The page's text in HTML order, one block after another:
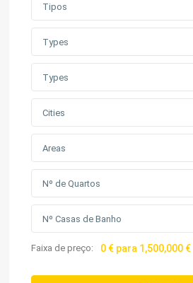
Tipos
Types
Types
Cities
Areas
Faixa de preço: 0 € para 1,500,000 €